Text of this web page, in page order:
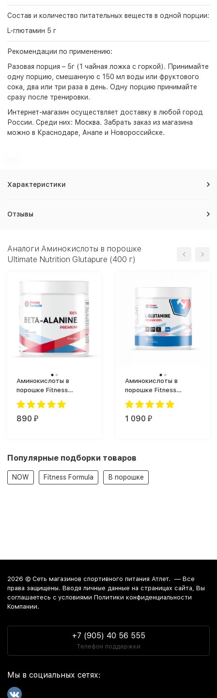
Состав и количество питательных веществ в одной порции:
L-глютамин 5 г
Рекомендации по применению:
Разовая порция – 5г (1 чайная ложка с горкой). Принимайте
одну порцию, смешанную с 150 мл воды или фруктового
сока, два или три раза в день. Одну порцию принимайте
сразу после тренировки.
Интернет-магазин осуществляет доставку в любой город
России. Среди них: Москва. Забрать заказ из магазина
можно в Краснодаре, Анапе и Новороссийске.
Характеристики
Отзывы
Аналоги Аминокислоты в порошке
Ultimate Nutrition Glutapure (400 г)
Аминокислоты в
порошке Fitness
Formula Бета Аланин
Фитнес Формула (200
г)
890 ₽
Аминокислоты в
порошке Fitness
Formula L-Glutamine
(250 г)
1 090 ₽
Популярные подборки товаров
NOW Fitness Formula В порошке
2026 © Сеть магазинов спортивного питания Атлет. — Все
права защищены. Вводя личные данные на страницах сайта, Вы
соглашаетесь c условиями Политики конфиденциальности
Компании.
+7 (905) 40 56 555
Телефон поддержки
Мы в социальных сетях: